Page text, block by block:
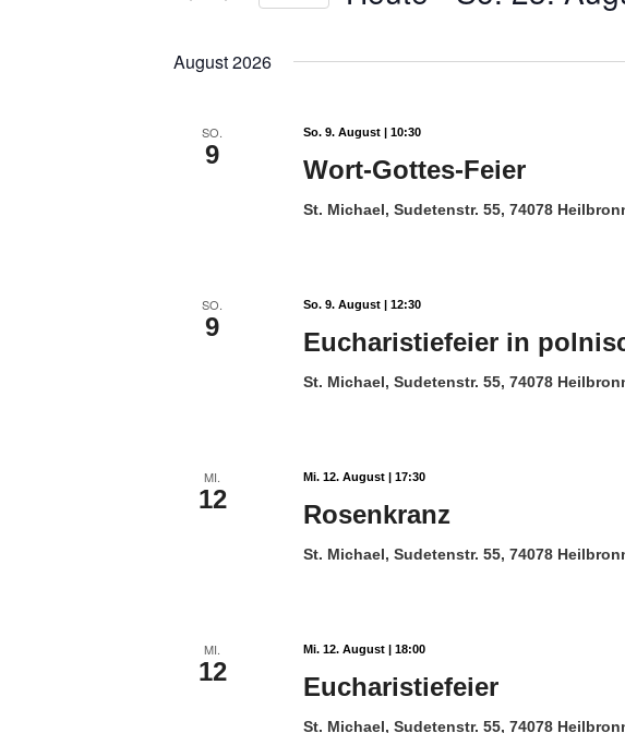
August 2026
SO.
9
So. 9. August | 10:30
Wort-Gottes-Feier
St. Michael, Sudetenstr. 55, 74078
SO.
9
So. 9. August | 12:30
Eucharistiefeier in
St. Michael, Sudetenstr. 55, 74078
MI.
12
Mi. 12. August | 17:30
Rosenkranz
St. Michael, Sudetenstr. 55, 74078
MI.
12
Mi. 12. August | 18:00
Eucharistiefeier
St. Michael, Sudetenstr. 55, 74078